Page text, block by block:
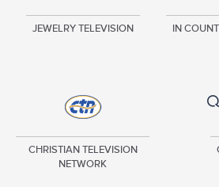
JEWELRY TELEVISION IN
CHRISTIAN TELEVISION
NETWORK